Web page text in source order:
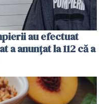
au efectuat
a anunțat la 112 că a